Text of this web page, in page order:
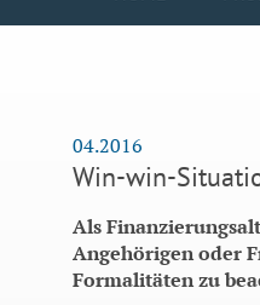
04.2016
Win-win-
Als
Angehörigen oder
Formalitäten zu